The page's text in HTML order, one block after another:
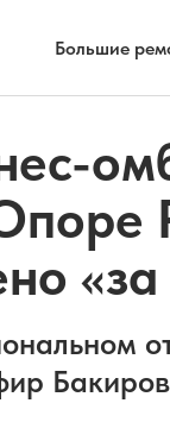
Большие